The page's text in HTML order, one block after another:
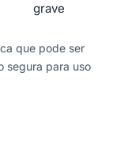
grave
que pode ser
segura para uso